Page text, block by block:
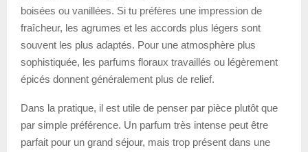
boisées ou vanillées. Si tu préfères une impression de
fraîcheur, les agrumes et les accords plus légers sont
souvent les plus adaptés. Pour une atmosphère plus
sophistiquée, les parfums floraux travaillés ou légèrement
épicés donnent généralement plus de relief.
Dans la pratique, il est utile de penser par pièce plutôt que
par simple préférence. Un parfum très intense peut être
parfait pour un grand séjour, mais trop présent dans une